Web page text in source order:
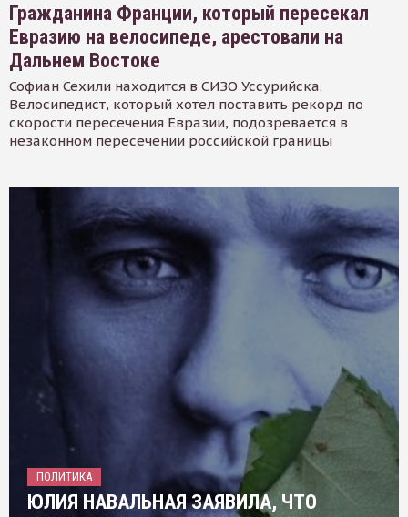
Гражданина Франции, который пересекал
Евразию на велосипеде, арестовали на
Дальнем Востоке
Софиан Сехили находится в СИЗО Уссурийска.
Велосипедист, который хотел поставить рекорд по
скорости пересечения Евразии, подозревается в
незаконном пересечении российской границы
ПОЛИТИКА
ЮЛИЯ НАВАЛЬНАЯ ЗАЯВИЛА, ЧТО